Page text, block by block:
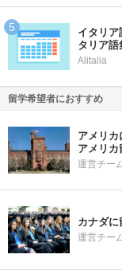
イタリア
タリア語
Alitalia
留学希望者におすすめ
アメリカ
アメリカ
運営チー
カナダ
運営チー